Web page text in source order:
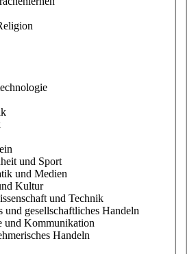
und Sport
und Medien
Kultur
und Technik
und gesellschaftliches Handeln
und Kommunikation
Handeln